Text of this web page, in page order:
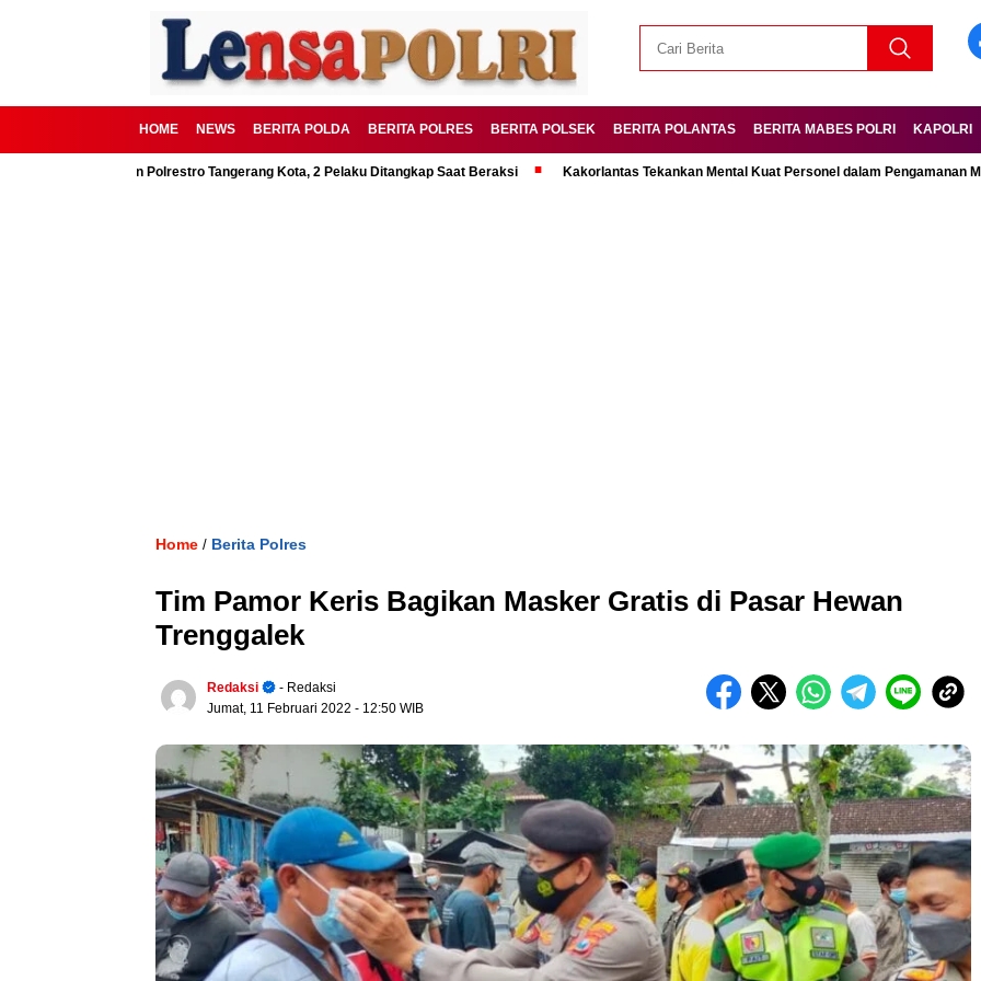
HOME NEWS BERITA POLDA BERITA POLRES BERITA POLSEK BERITA POLANTAS BERITA MABES POLRI KAPOLRI
Polrestro Tangerang Kota, 2 Pelaku Ditangkap Saat Beraksi Kakorlantas Tekankan Mental Kuat Personel dalam Pengamanan Mudik
Home / Berita Polres
Tim Pamor Keris Bagikan Masker Gratis di Pasar Hewan
Trenggalek
Redaksi
- Redaksi
Jumat, 11 Februari 2022 - 12:50 WIB